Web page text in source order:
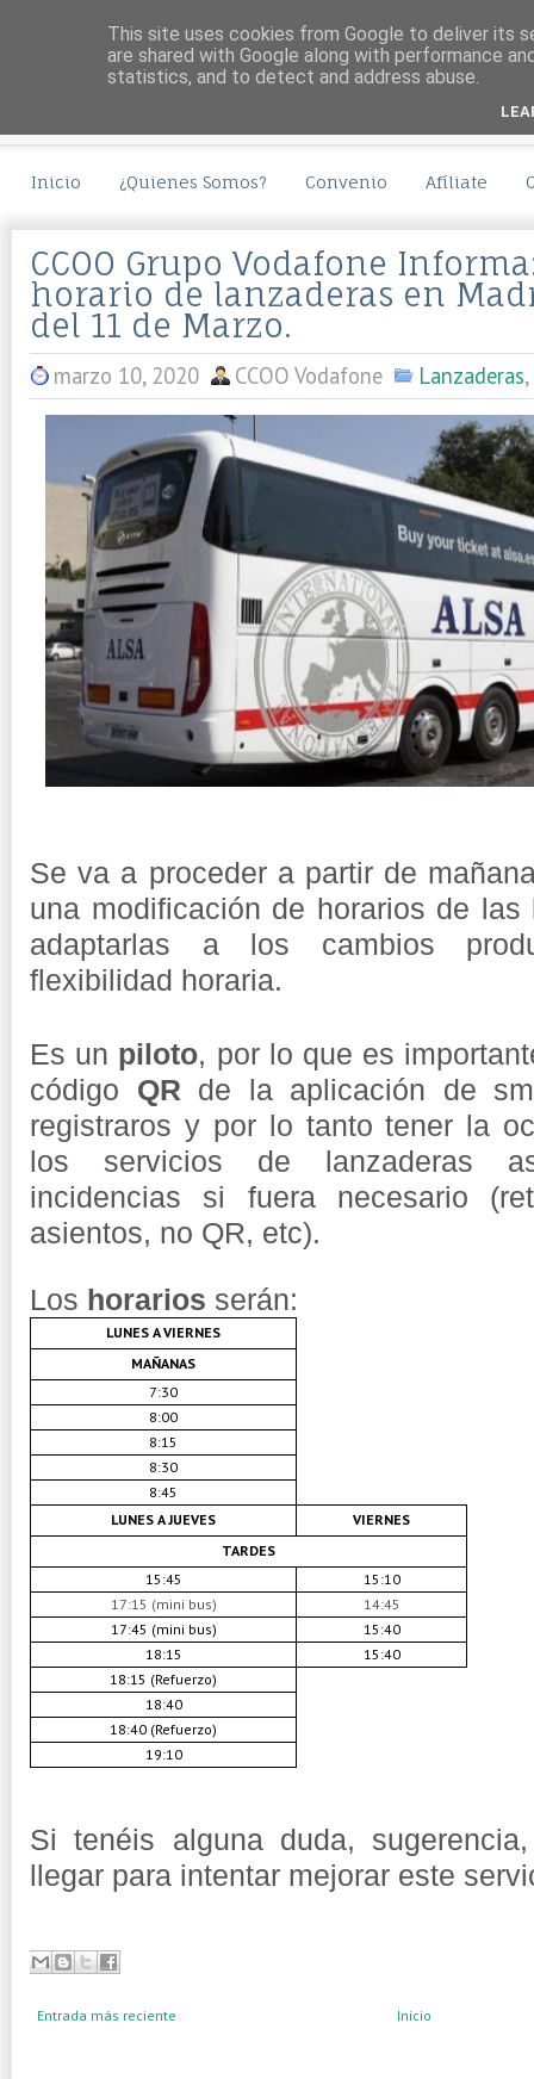
Inicio ¿Quienes Somos? Convenio Afíliate
CCOO Grupo Vodafone
horario de lanzaderas en
del 11 de Marzo.
marzo 10, 2020 CCOO Vodafone Lanzaderas,
Se va a proceder a partir de
una modificación de horarios de las
adaptarlas a los cambios
flexibilidad horaria.
Es un piloto, por lo que es
código QR de la aplicación de
registraros y por lo tanto tener la
los servicios de lanzaderas
incidencias si fuera necesario
asientos, no QR, etc).
Los horarios serán:
LUNES A VIERNES
MAÑANAS
7:30
8:00
8:15
8:30
8:45
LUNES A JUEVES
VIERNES
TARDES
15:45
15:10
17:15 (mini bus)
14:45
17:45 (mini bus)
15:40
18:15
15:40
18:15 (Refuerzo)
18:40
18:40 (Refuerzo)
19:10
Si tenéis alguna duda,
llegar para intentar mejorar este
Entrada más reciente Inicio
This site uses cookies from Google to deliver its
are shared with Google along with performance
statistics, and to detect and address abuse.